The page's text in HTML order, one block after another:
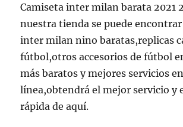
Camiseta inter milan barata 2021
nuestra tienda se puede
inter milan nino baratas,replicas
fútbol,otros accesorios de fútbol
más baratos y mejores servicios en
línea,obtendrá el mejor servicio y
rápida de aquí.